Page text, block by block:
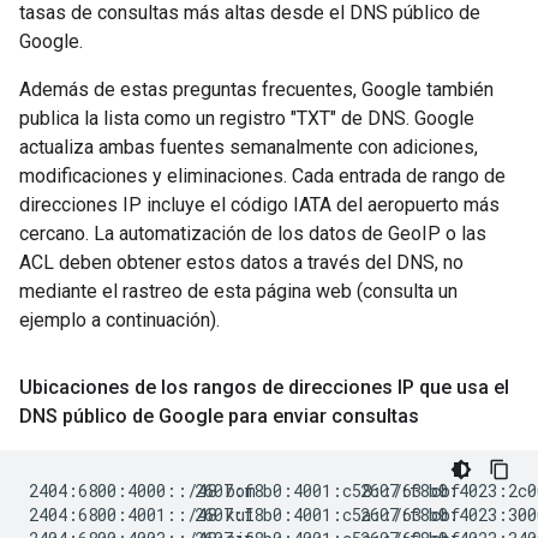
tasas de consultas más altas desde el DNS público de
Google.
Además de estas preguntas frecuentes, Google también
publica la lista como un registro "TXT" de DNS. Google
actualiza ambas fuentes semanalmente con adiciones,
modificaciones y eliminaciones. Cada entrada de rango de
direcciones IP incluye el código IATA del aeropuerto más
cercano. La automatización de los datos de GeoIP o las
ACL deben obtener estos datos a través del DNS, no
mediante el rastreo de esta página web (consulta un
ejemplo a continuación).
Ubicaciones de los rangos de direcciones IP que usa el
DNS público de Google para enviar consultas
2404:6800:4000::/48 bom
2404:6800:4001::/48 kul
2607:f8b0:4001:c58::/63 cbf
2607:f8b0:4001:c5a::/63 cbf
2607:f8b0:4023:2c00::/54 fwa
2607:f8b0:4023:3000::/54 lnk